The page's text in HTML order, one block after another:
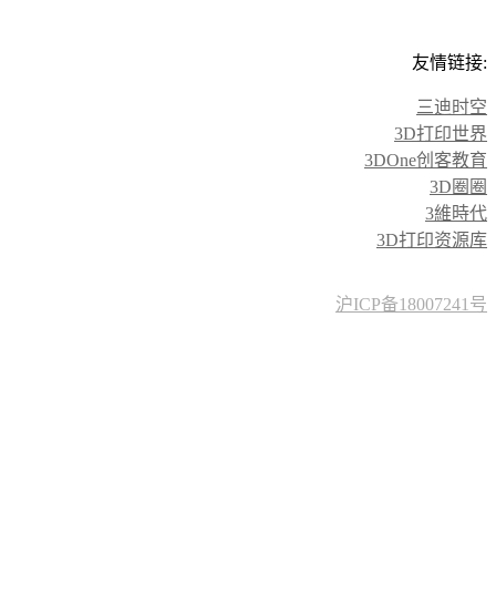
友情链接:
三迪时空
3D打印世界
3DOne创客教育
3D圈圈
3維時代
3D打印资源库
沪ICP备18007241号